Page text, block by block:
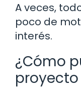
A veces,
poco de
interés.
¿Cómo